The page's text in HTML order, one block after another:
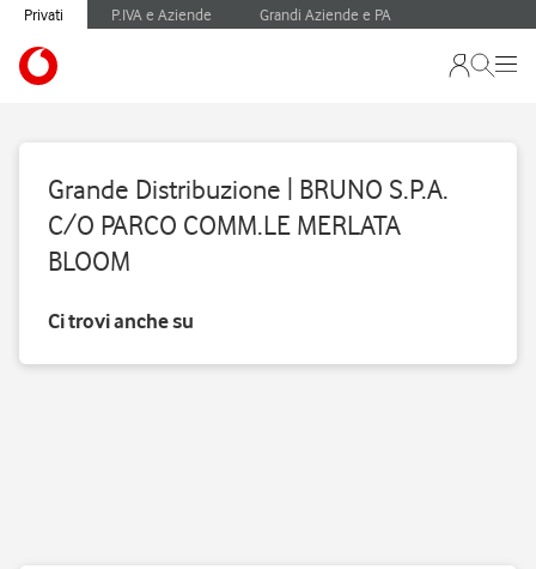
Privati P.IVA e Aziende Grandi Aziende e PA
Grande Distribuzione | BRUNO S.P.A.
C/O PARCO COMM.LE MERLATA
BLOOM
Ci trovi anche su